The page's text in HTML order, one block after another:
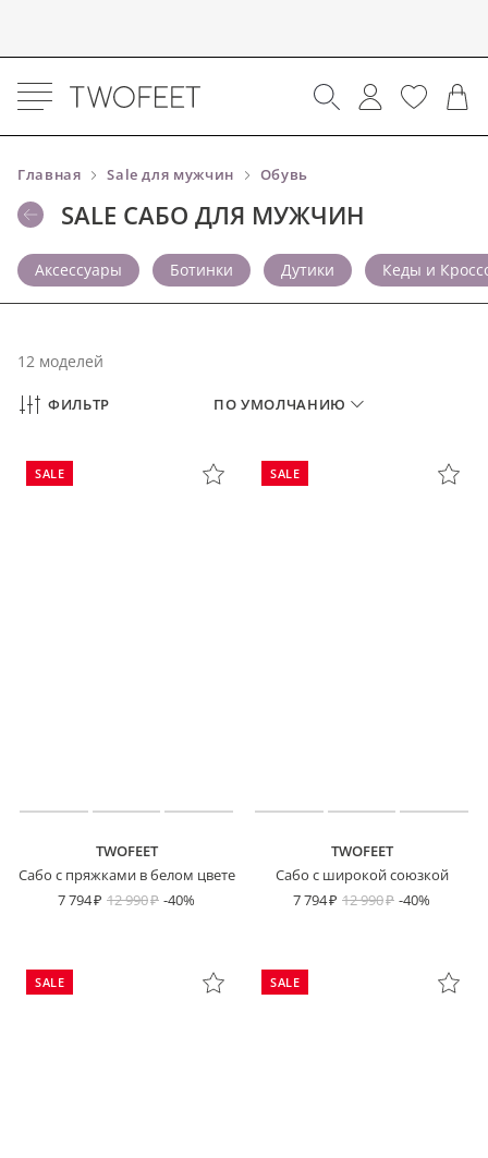
Главная Sale для мужчин Обувь
SALE САБО ДЛЯ МУЖЧИН
12 моделей
ПО УМОЛЧАНИЮ
ФИЛЬТР
Аксессуары Ботинки Дутики Кеды и
SALE
TWOFEET
Сабо с пряжками в белом цвете
7 794
12 990 -40%
SALE
TWOFEET
Сабо с широкой союзкой
7 794
12 990 -40%
SALE SALE